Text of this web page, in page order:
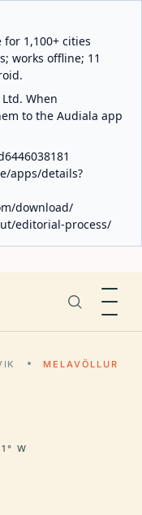
1,100+ cities
works offline; 11
When
to the Audiala app
apps/details?
download/
editorial-process/
MELAVÖLLUR
W